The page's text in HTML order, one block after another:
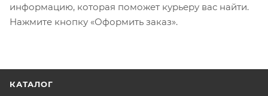
информацию, которая поможет курьеру вас найти.
Нажмите кнопку «Оформить заказ».
КАТАЛОГ